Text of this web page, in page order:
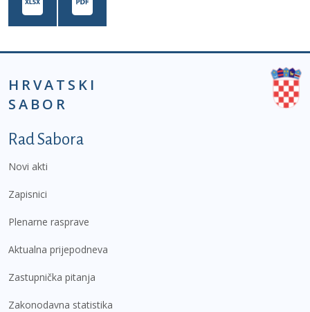
HRVATSKI
SABOR
Podnožje prvi izbornik
Rad Sabora
Novi akti
Zapisnici
Plenarne rasprave
Aktualna prijepodneva
Zastupnička pitanja
Zakonodavna statistika